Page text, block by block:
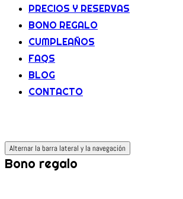
PRECIOS Y RESERVAS
BONO REGALO
CUMPLEAÑOS
FAQS
BLOG
CONTACTO
Alternar la barra lateral y la navegación
Bono regalo